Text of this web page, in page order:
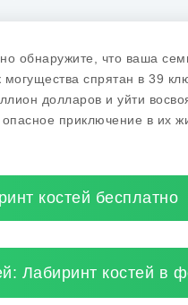
обнаружите, что ваша
могущества спрятан в 39
долларов и уйти
приключение в их
костей бесплатно
Лабиринт костей в